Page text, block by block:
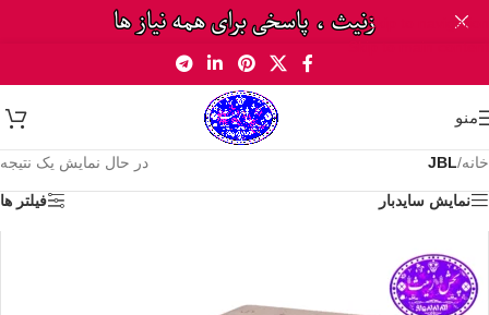
Skip to navigation
منو
خانه/
JBL در حال نمایش یک نتیجه
نمایش سایدبار فیلتر ها